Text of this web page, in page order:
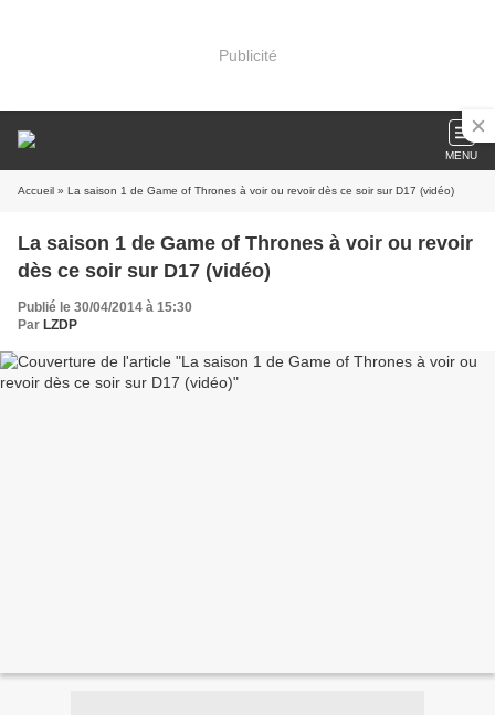
Publicité
MENU
Accueil » La saison 1 de Game of Thrones à voir ou revoir dès ce soir sur D17 (vidéo)
La saison 1 de Game of Thrones à voir ou revoir
dès ce soir sur D17 (vidéo)
Publié le 30/04/2014 à 15:30
Par LZDP